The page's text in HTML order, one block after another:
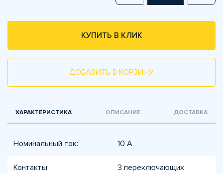
КУПИТЬ В КЛИК
ДОБАВИТЬ В КОРЗИНУ
ХАРАКТЕРИСТИКА ОПИСАНИЕ ДОСТАВКА
Номинальный ток: 10 А
Контакты:
3 переключающих